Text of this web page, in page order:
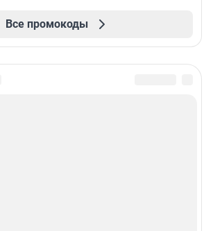
Все промокоды